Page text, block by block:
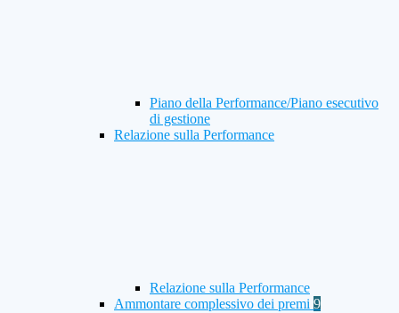
Piano della Performance/Piano esecutivo
di gestione
Relazione sulla Performance
Relazione sulla Performance
Ammontare complessivo dei premi 9